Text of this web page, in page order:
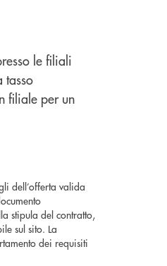
le filiali
tasso
filiale per un
dell’offerta valida
stipula del contratto,
sul sito. La
dei requisiti